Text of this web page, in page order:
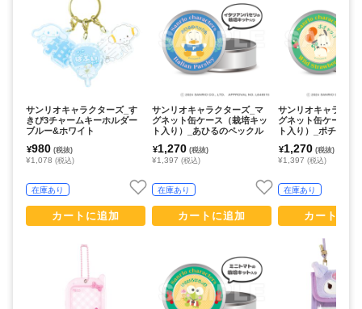
サンリオキャラクターズ_す
きぴ3チャームキーホルダー
ブルー&ホワイト
¥980 (税抜)
¥1,078 (税込)
在庫あり
カートに追加
サンリオキャラクターズ_マ
グネット缶ケース（栽培キッ
ト入り）_あひるのペックル
¥1,270 (税抜)
¥1,397 (税込)
在庫あり
カートに追加
サンリオキャラクタ
グネット缶ケース（
ト入り）_ポチャッコ
¥1,270 (税抜)
¥1,397 (税込)
在庫あり
カートに